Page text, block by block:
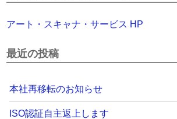
アート・スキャナ・サービス HP
最近の投稿
本社再移転のお知らせ
ISO認証自主返上します